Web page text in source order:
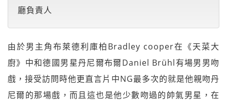
廳負責人
由於男主角布萊德利庫柏Bradley cooper在《天菜大
廚》中和德國男星丹尼爾布爾Daniel Brühl有場男男吻
戲，接受訪問時他更直言片中NG最多次的就是他親吻丹
尼爾的那場戲，而且這也是他少數吻過的帥氣男星，在